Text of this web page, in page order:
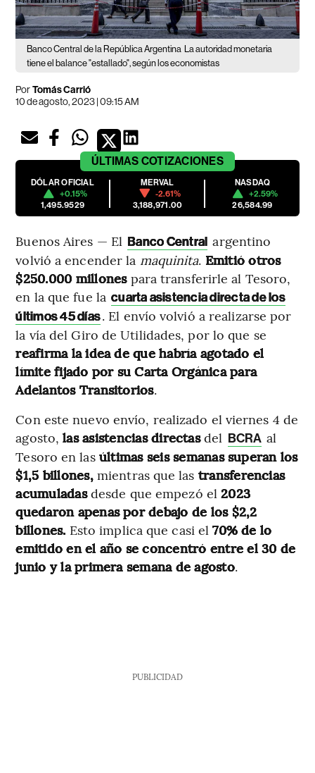
Banco Central de la República Argentina
La autoridad monetaria
tiene el balance "estallado", según los economistas
PorTomás Carrió
10 de agosto, 2023 | 09:15 AM
ÚLTIMAS COTIZACIONES
DÓLAR OFICIAL
+0.15%
1,495.9529
MERVAL
-2.61%
3,188,971.00
NASDAQ
+2.59%
26,584.99
Buenos Aires — El Banco Central argentino
volvió a encender la maquinita. Emitió otros
$250.000 millonespara transferirle al Tesoro,
en la que fue la cuarta asistencia directa de los
últimos 45 días. El envío volvió a realizarse por
la vía del Giro de Utilidades, por lo que se
reafirma la idea de que habría agotado el
límite fijado por su Carta Orgánica para
Adelantos Transitorios.
Con este nuevo envío, realizado el viernes 4 de
agosto,las asistencias directasdel BCRA al
Tesoro en lasúltimas seis semanas superan los
$1,5 billones, mientras que las transferencias
acumuladasdesde que empezó el 2023
quedaron apenas por debajo de los $2,2
billones. Esto implica que casi el70% de lo
emitido en el año se concentró entre el 30 de
junio y la primera semana de agosto.
PUBLICIDAD